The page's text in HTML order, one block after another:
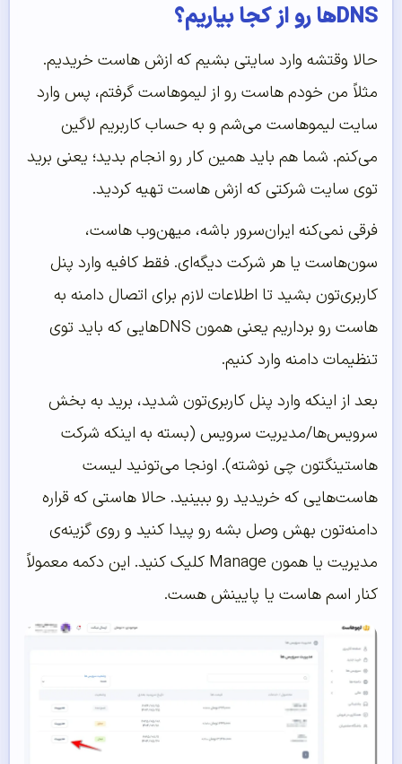
DNSها رو از کجا بیاریم؟
حالا وقتشه وارد سایتی بشیم که ازش هاست خریدیم.
مثلاً من خودم هاست رو از لیموهاست گرفتم، پس وارد
سایت لیموهاست می‌شم و به حساب کاربریم لاگین
می‌کنم. شما هم باید همین کار رو انجام بدید؛ یعنی برید
توی سایت شرکتی که ازش هاست تهیه کردید.
فرقی نمی‌کنه ایران‌سرور باشه، میهن‌وب‌ هاست،
سون‌هاست یا هر شرکت دیگه‌ای. فقط کافیه وارد پنل
کاربری‌تون بشید تا اطلاعات لازم برای اتصال دامنه به
هاست رو برداریم یعنی همون DNSهایی که باید توی
تنظیمات دامنه وارد کنیم.
بعد از اینکه وارد پنل کاربری‌تون شدید، برید به بخش
سرویس‌ها/مدیریت سرویس (بسته به اینکه شرکت
هاستینگتون چی نوشته). اونجا می‌تونید لیست
هاست‌هایی که خریدید رو ببینید. حالا هاستی که قراره
دامنه‌تون بهش وصل بشه رو پیدا کنید و روی گزینه‌ی
مدیریت یا همون Manage کلیک کنید. این دکمه معمولاً
کنار اسم هاست یا پایینش هست.